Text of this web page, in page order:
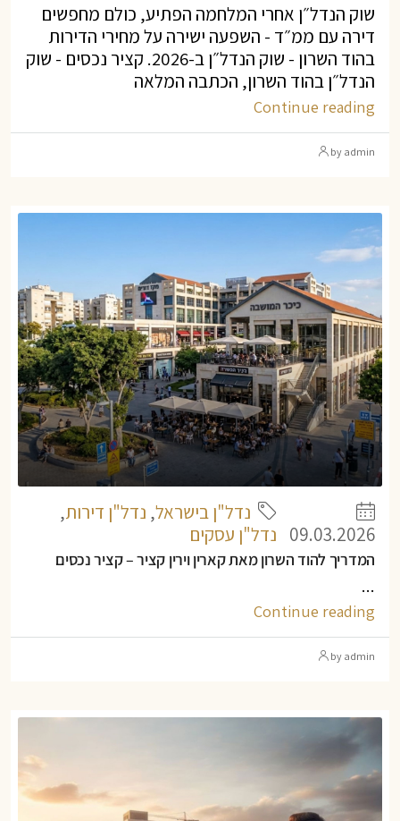
שוק הנדל״ן אחרי המלחמה הפתיע, כולם מחפשים
דירה עם ממ״ד - השפעה ישירה על מחירי הדירות
בהוד השרון - שוק הנדל״ן ב-2026. קציר נכסים - שוק
הנדל״ן בהוד השרון, הכתבה המלאה
Continue reading
by admin
09.03.2026
נדל"ן בישראל, נדל"ן דירות,
נדל"ן עסקים
המדריך להוד השרון מאת קארין וירין קציר – קציר נכסים
...
Continue reading
by admin